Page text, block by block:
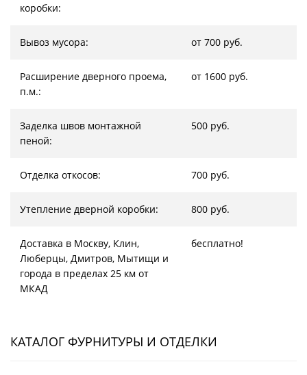
коробки:
Вывоз мусора: от 700 руб.
Расширение дверного проема,
п.м.:
от 1600 руб.
Заделка швов монтажной
пеной:
500 руб.
Отделка откосов: 700 руб.
Утепление дверной коробки: 800 руб.
Доставка в Москву, Клин,
Люберцы, Дмитров, Мытищи и
города в пределах 25 км от
МКАД
бесплатно!
КАТАЛОГ ФУРНИТУРЫ И ОТДЕЛКИ